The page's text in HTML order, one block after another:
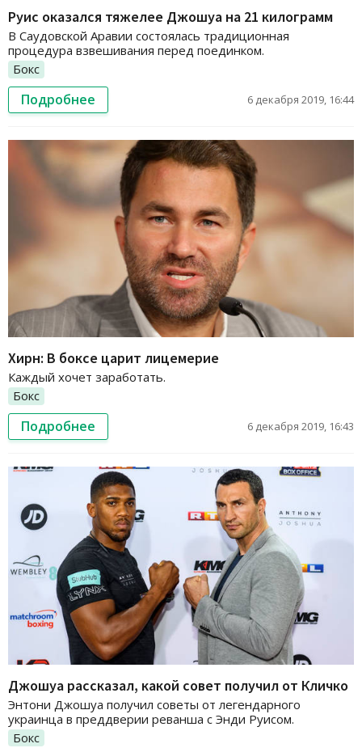
Руис оказался тяжелее Джошуа на 21 килограмм
В Саудовской Аравии состоялась традиционная
процедура взвешивания перед поединком.
Бокс
Подробнее 6 декабря 2019, 16:44
Хирн: В боксе царит лицемерие
Каждый хочет заработать.
Бокс
Подробнее 6 декабря 2019, 16:43
Джошуа рассказал, какой совет получил от Кличко
Энтони Джошуа получил советы от легендарного
украинца в преддверии реванша с Энди Руисом.
Бокс